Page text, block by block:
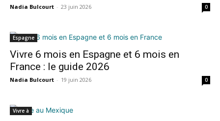
Nadia Bulcourt - 23 juin 2026 0
Espagne
Vivre 6 mois en Espagne et 6 mois en
France : le guide 2026
Nadia Bulcourt - 19 juin 2026 0
Vivre à